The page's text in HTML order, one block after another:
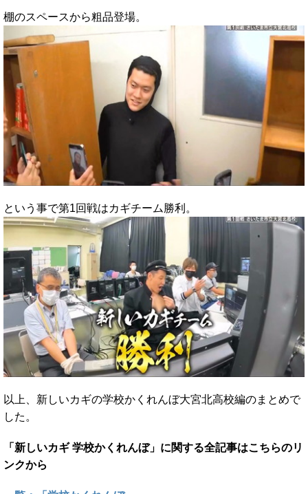
棚のスペースから粗品登場。
という事で第1回戦はカギチーム勝利。
以上、新しいカギの学校かくれんぼ大宮北高校編のまとめで
した。
「新しいカギ 学校かくれんぼ」に関する全記事はこちらのリ
ンクから